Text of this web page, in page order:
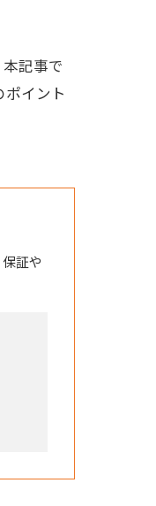
記事で
イント
証や